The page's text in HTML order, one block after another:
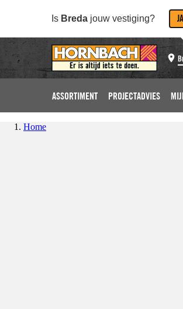
Is Breda jouw vestiging?
ASSORTIMENT PROJECTADVIES
Home